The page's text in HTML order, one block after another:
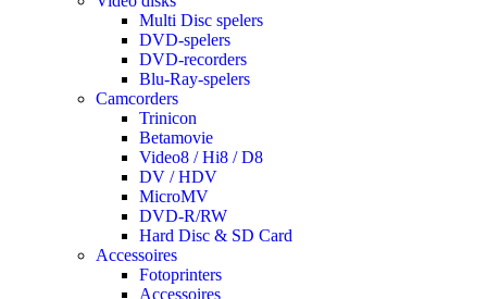
Multi Disc spelers
DVD-spelers
DVD-recorders
Blu-Ray-spelers
Camcorders
Trinicon
Betamovie
Video8 / Hi8 / D8
DV / HDV
MicroMV
DVD-R/RW
Hard Disc & SD Card
Accessoires
Fotoprinters
Accessoires